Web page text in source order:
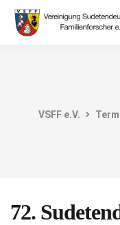
VSFF e.V.
72.